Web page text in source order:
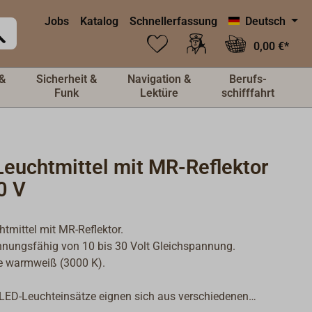
Jobs Katalog Schnellerfassung
Deutsch
0,00 €*
Sicherheit &
Funk
Navigation &
Lektüre
Berufs-
schifffahrt
mit MR-Reflektor
V
mit MR-Reflektor.
von 10 bis 30 Volt Gleichspannung.
warmweiß (3000 K).
Leuchteinsätze eignen sich aus verschiedenen